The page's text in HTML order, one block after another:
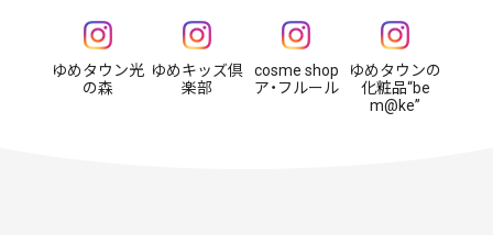
ゆめタウン光
の森
ゆめキッズ倶
楽部
cosme shop
ア・フルール
ゆめタウンの
化粧品“be
m@ke”